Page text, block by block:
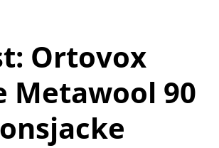
Ortovox
Metawool 90